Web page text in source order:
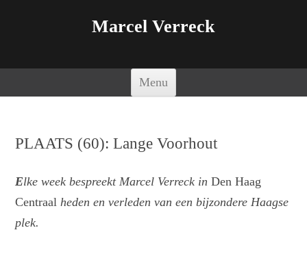
Marcel Verreck
Menu
PLAATS (60): Lange Voorhout
Elke week bespreekt Marcel Verreck in Den Haag
Centraal heden en verleden van een bijzondere Haagse
plek.